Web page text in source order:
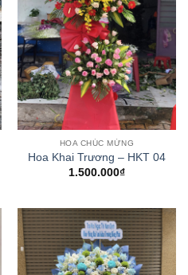
HOA CHÚC MỪNG
Hoa Khai Trương – HKT 04
1.500.000₫